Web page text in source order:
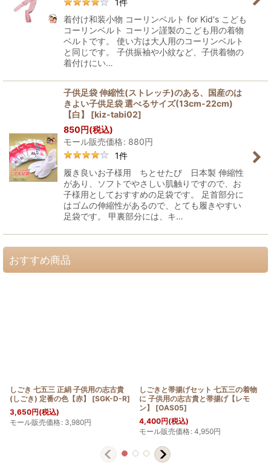
1件
着付け和装小物 コーリンベルト for Kid's こども
コーリンベルト コーリン謹製のこども用の着物
ベルトです。 使い方は大人用のコーリンベルト
と同じです。 子供振袖や小紋など、子供着物の
着付けにい…
子供足袋 伸縮性(ストレッチ)のある、国産のは
きよい子供足袋 選べるサイズ(13cm-22cm)
【白】
[kiz-tabi02]
850円(税込)
モール販売価格: 880円
1件
履き良いお子様用 ちとせたび 日本製 伸縮性
があり、ソフトでやさしい肌触りですので、お
子様用としておすすめの足袋です。 足首部分に
はゴムの伸縮性があるので、とても履きやすい
足袋です。 甲裏部分には、キ…
おすすめ商品
しごき 七五三 正絹 子供用の志古貴
(しごき) 定番の色【赤】
[SGK-D-R]
3,650円(税込)
モール販売価格: 3,980円
しごきと帯揚げセット 七五三の着物
に 子供用の志古貴と帯揚げ【レモ
ン】
[OAS05]
4,400円(税込)
モール販売価格: 4,950円